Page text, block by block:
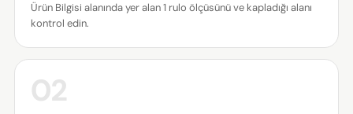
Ürün Bilgisi alanında yer alan 1 rulo ölçüsünü ve kapladığı alanı
kontrol edin.
02Bu ürünü paylaş
Adınız
adresiniz
Telefonunuz